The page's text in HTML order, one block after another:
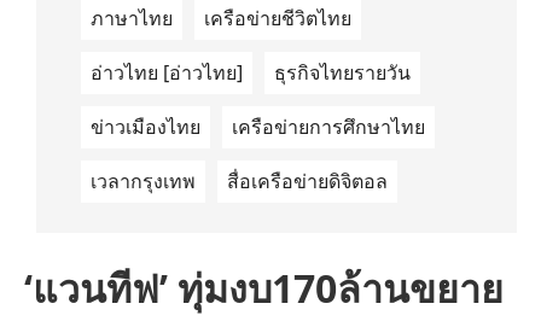
ภาษาไทย เครือข่ายชีวิตไทย
อ่าวไทย [อ่าวไทย] ธุรกิจไทยรายวัน
ข่าวเมืองไทย เครือข่ายการศึกษาไทย
เวลากรุงเทพ สื่อเครือข่ายดิจิตอล
‘แวนทีฟ’ ทุ่มงบ170ล้านขยาย